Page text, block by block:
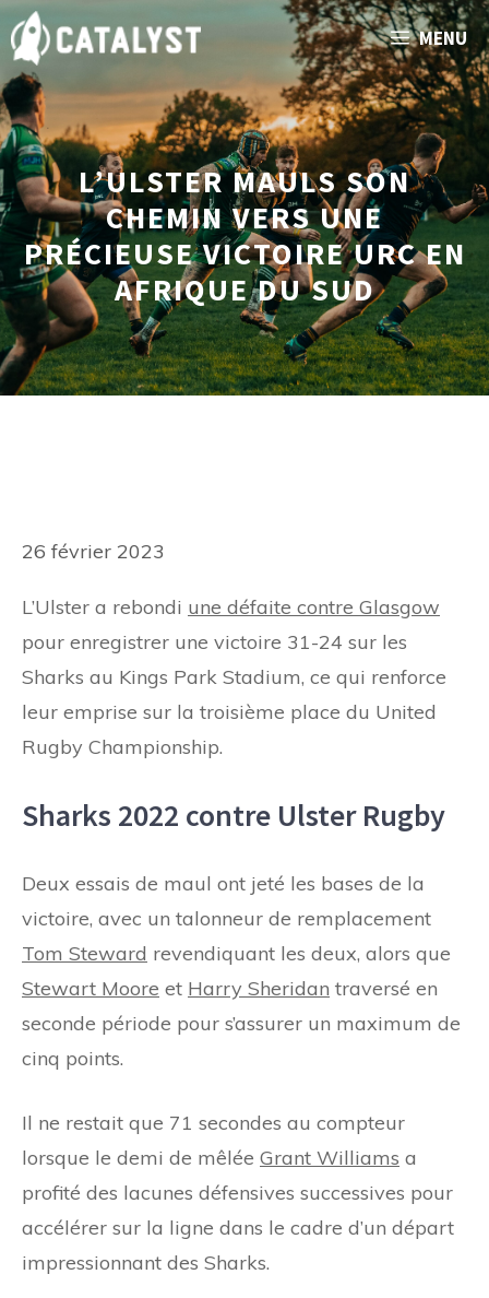
Aller
au
contenu
MENU
L’ULSTER MAULS SON
CHEMIN VERS UNE
PRÉCIEUSE VICTOIRE URC EN
AFRIQUE DU SUD
26 février 2023
L’Ulster a rebondi une défaite contre Glasgow
pour enregistrer une victoire 31-24 sur les
Sharks au Kings Park Stadium, ce qui renforce
leur emprise sur la troisième place du United
Rugby Championship.
Sharks 2022 contre Ulster Rugby
Deux essais de maul ont jeté les bases de la
victoire, avec un talonneur de remplacement
Tom Steward revendiquant les deux, alors que
Stewart Moore et Harry Sheridan traversé en
seconde période pour s’assurer un maximum de
cinq points.
Il ne restait que 71 secondes au compteur
lorsque le demi de mêlée Grant Williams a
profité des lacunes défensives successives pour
accélérer sur la ligne dans le cadre d’un départ
impressionnant des Sharks.